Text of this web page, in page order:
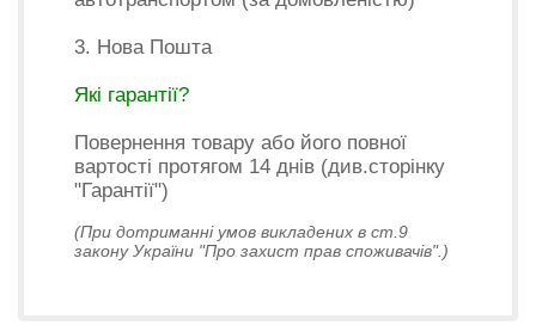
3. Нова Пошта
Які гарантії?
Повернення товару або його повної
вартості протягом 14 днів (див.сторінку
"Гарантії")
(При дотриманні умов викладених в ст.9
закону України "Про захист прав споживачів".)